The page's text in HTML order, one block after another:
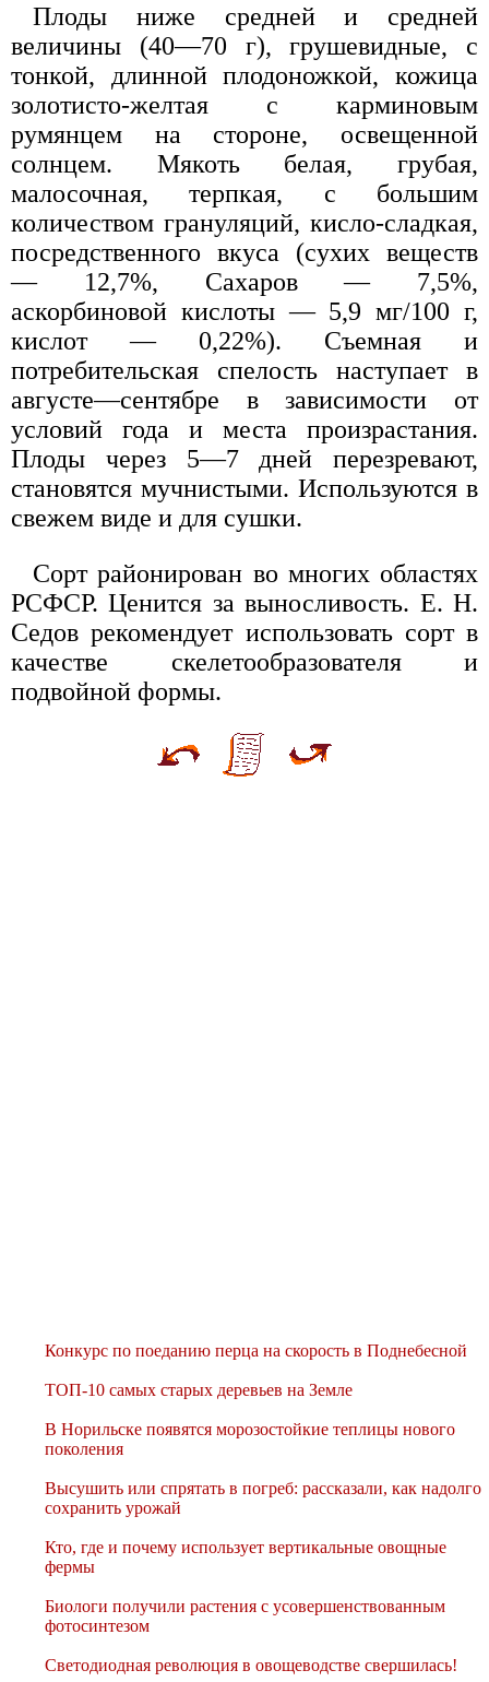
Плоды ниже средней и средней
величины (40—70 г), грушевидные, с
тонкой, длинной плодоножкой, кожица
золотисто-желтая с карминовым
румянцем на стороне, освещенной
солнцем. Мякоть белая, грубая,
малосочная, терпкая, с большим
количеством грануляций, кисло-сладкая,
посредственного вкуса (сухих веществ
— 12,7%, Сахаров — 7,5%,
аскорбиновой кислоты — 5,9 мг/100 г,
кислот — 0,22%). Съемная и
потребительская спелость наступает в
августе—сентябре в зависимости от
условий года и места произрастания.
Плоды через 5—7 дней перезревают,
становятся мучнистыми. Используются в
свежем виде и для сушки.
Сорт районирован во многих областях
РСФСР. Ценится за выносливость. Е. Н.
Седов рекомендует использовать сорт в
качестве скелетообразователя и
подвойной формы.
Конкурс по поеданию перца на скорость в Поднебесной
ТОП-10 самых старых деревьев на Земле
В Норильске появятся морозостойкие теплицы нового
поколения
Высушить или спрятать в погреб: рассказали, как надолго
сохранить урожай
Кто, где и почему использует вертикальные овощные
фермы
Биологи получили растения с усовершенствованным
фотосинтезом
Светодиодная революция в овощеводстве свершилась!